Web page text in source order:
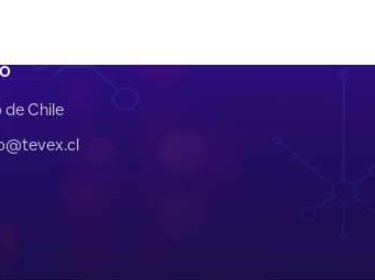
de Chile